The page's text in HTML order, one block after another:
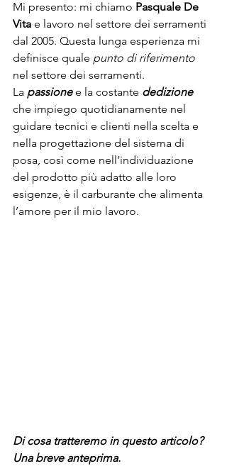
Mi presento: mi chiamo Pasquale De
Vita e lavoro nel settore dei serramenti
dal 2005. Questa lunga esperienza mi
definisce quale punto di riferimento
nel settore dei serramenti.
La passione e la costante dedizione
che impiego quotidianamente nel
guidare tecnici e clienti nella scelta e
nella progettazione del sistema di
posa, così come nell’individuazione
del prodotto più adatto alle loro
esigenze, è il carburante che alimenta
l’amore per il mio lavoro.
Di cosa tratteremo in questo articolo?
Una breve anteprima.